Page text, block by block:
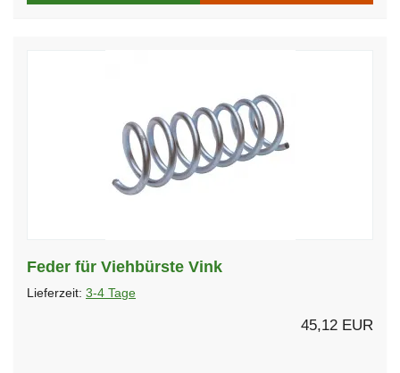
Feder für Viehbürste Vink
Lieferzeit: 3-4 Tage
45,12 EUR